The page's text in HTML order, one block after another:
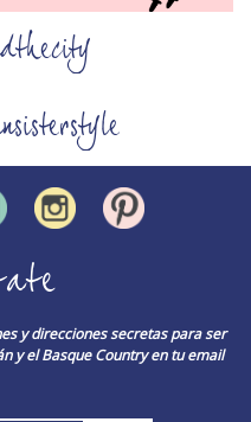
y direcciones secretas para ser
y el Basque Country en tu email